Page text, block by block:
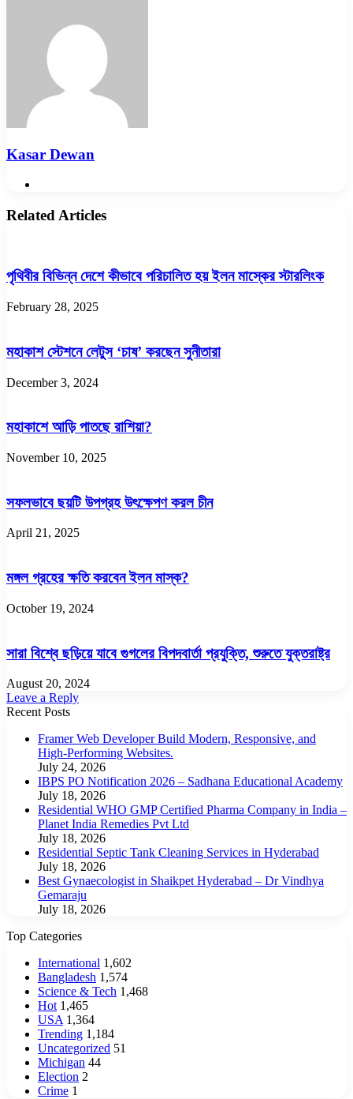
Kasar Dewan
Related Articles
পৃথিবীর বিভিন্ন দেশে কীভাবে পরিচালিত হয় ইলন মাস্কের স্টারলিংক
February 28, 2025
মহাকাশ স্টেশনে লেটুস ‘চাষ’ করছেন সুনীতারা
December 3, 2024
মহাকাশে আড়ি পাতছে রাশিয়া?
November 10, 2025
সফলভাবে ছয়টি উপগ্রহ উৎক্ষেপণ করল চীন
April 21, 2025
মঙ্গল গ্রহের ক্ষতি করবেন ইলন মাস্ক?
October 19, 2024
সারা বিশ্বে ছড়িয়ে যাবে গুগলের বিপদবার্তা প্রযুক্তি, শুরুতে যুক্তরাষ্ট্র
August 20, 2024
Leave a Reply
Recent Posts
Framer Web Developer Build Modern, Responsive, and
High-Performing Websites.
July 24, 2026
IBPS PO Notification 2026 – Sadhana Educational Academy
July 18, 2026
Residential WHO GMP Certified Pharma Company in India –
Planet India Remedies Pvt Ltd
July 18, 2026
Residential Septic Tank Cleaning Services in Hyderabad
July 18, 2026
Best Gynaecologist in Shaikpet Hyderabad – Dr Vindhya
Gemaraju
July 18, 2026
Top Categories
International 1,602
Bangladesh 1,574
Science & Tech 1,468
Hot 1,465
USA 1,364
Trending 1,184
Uncategorized 51
Michigan 44
Election 2
Crime 1